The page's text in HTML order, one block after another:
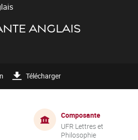
ANGLAIS
Télécharger
Composante
UFR Lettres et
Philosophie